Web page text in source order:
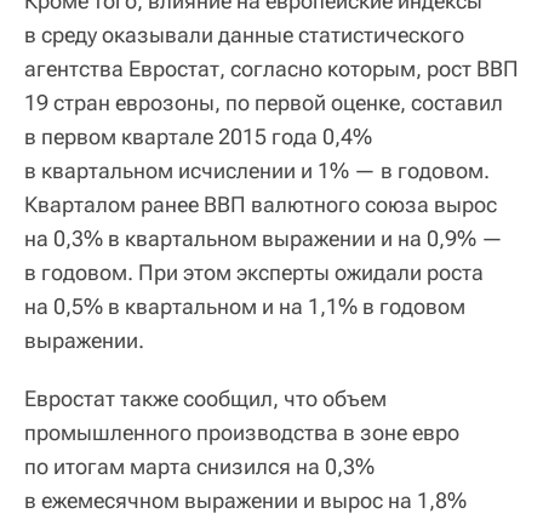
в среду оказывали данные статистического
агентства Евростат, согласно которым, рост ВВП
19 стран еврозоны, по первой оценке, составил
в первом квартале 2015 года 0,4%
в квартальном исчислении и 1% — в годовом.
Кварталом ранее ВВП валютного союза вырос
на 0,3% в квартальном выражении и на 0,9% —
в годовом. При этом эксперты ожидали роста
на 0,5% в квартальном и на 1,1% в годовом
выражении.
Евростат также сообщил, что объем
промышленного производства в зоне евро
по итогам марта снизился на 0,3%
в ежемесячном выражении и вырос на 1,8%